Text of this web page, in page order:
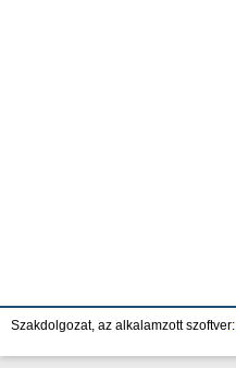
Szakdolgozat, az alkalamzott szoftver: